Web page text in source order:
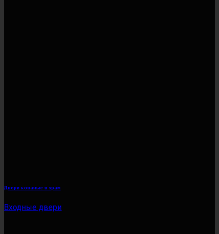
Двери кованые в храм
Входные двери